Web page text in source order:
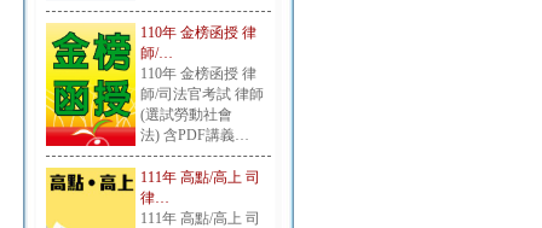
110年 金榜函授 律
師/…
110年 金榜函授 律
師/司法官考試 律師
(選試勞動社會
法) 含PDF講義…
111年 高點/高上 司
律…
111年 高點/高上 司